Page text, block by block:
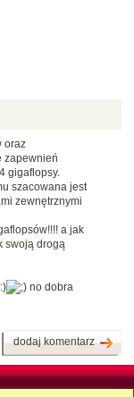
oraz
zapewnień
gigaflopsy.
szacowana jest
zewnętrznymi
a jak
swoją drogą
no dobra
dodaj komentarz